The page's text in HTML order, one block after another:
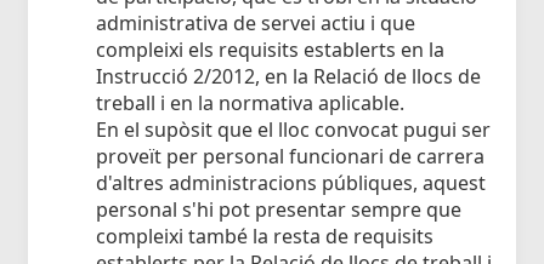
administrativa de servei actiu i que
compleixi els requisits establerts en la
Instrucció 2/2012, en la Relació de llocs de
treball i en la normativa aplicable.
En el supòsit que el lloc convocat pugui ser
proveït per personal funcionari de carrera
d'altres administracions públiques, aquest
personal s'hi pot presentar sempre que
compleixi també la resta de requisits